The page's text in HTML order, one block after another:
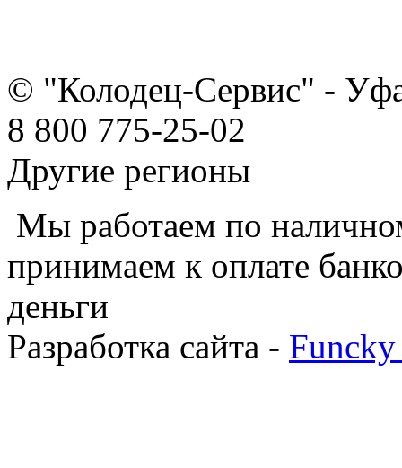
© "Колодец-Сервис" -
8 800 775-25-02
Другие регионы
Мы работаем по
принимаем к оплате
деньги
Разработка сайта -